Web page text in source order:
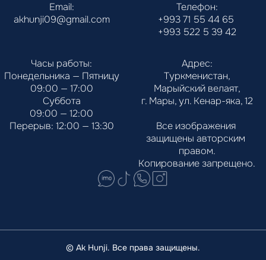
Email:
akhunji09@gmail.com
Телефон:
+993 71 55 44 65
+993 522 5 39 42
Часы работы:
Понедельника — Пятницу
09:00 — 17:00
Суббота
09:00 — 12:00
Перерыв: 12:00 — 13:30
Адрес:
Туркменистан,
Марыйский велаят,
г. Мары, ул. Кенар-яка, 12
Все изображения
защищены авторским
правом.
Копирование запрещено.
© Ak Hunji. Все права защищены.